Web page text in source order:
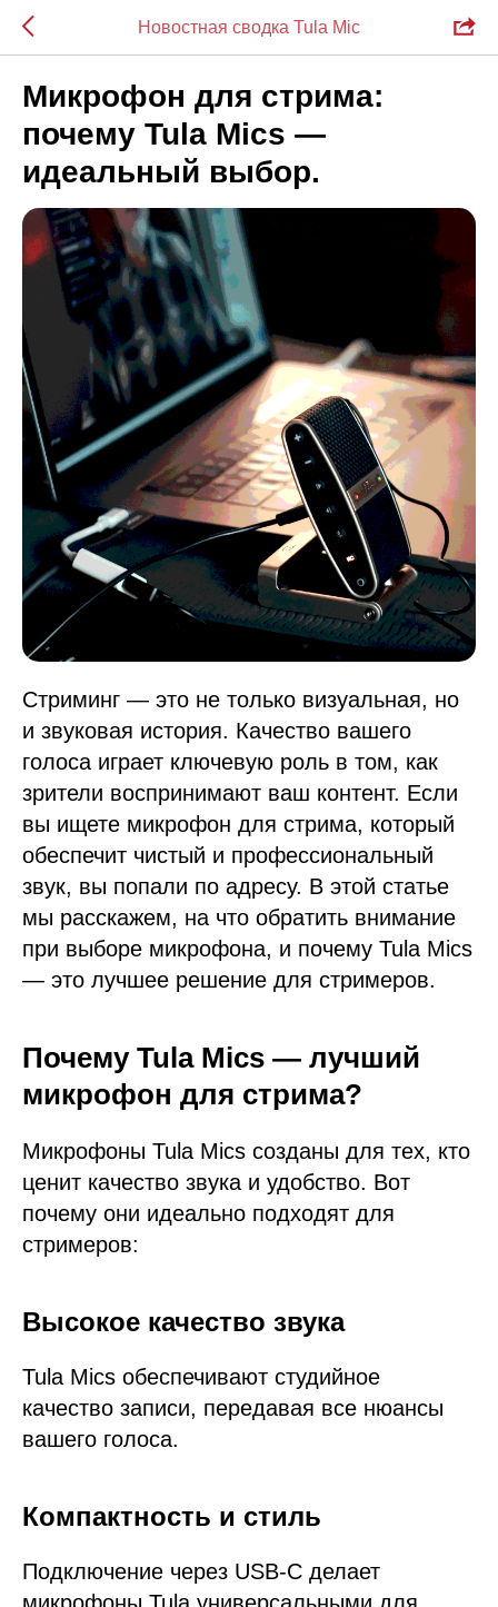
Новостная сводка Tula Mic
Микрофон для стрима:
почему Tula Mics —
идеальный выбор.
Стриминг — это не только визуальная, но
и звуковая история. Качество вашего
голоса играет ключевую роль в том, как
зрители воспринимают ваш контент. Если
вы ищете микрофон для стрима, который
обеспечит чистый и профессиональный
звук, вы попали по адресу. В этой статье
мы расскажем, на что обратить внимание
при выборе микрофона, и почему Tula Mics
— это лучшее решение для стримеров.
Почему Tula Mics — лучший
микрофон для стрима?
Микрофоны Tula Mics созданы для тех, кто
ценит качество звука и удобство. Вот
почему они идеально подходят для
стримеров:
Высокое качество звука
Tula Mics обеспечивают студийное
качество записи, передавая все нюансы
вашего голоса.
Компактность и стиль
Подключение через USB-C делает